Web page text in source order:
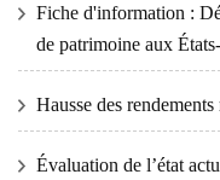
Fiche d'information :
de patrimoine aux
Hausse des
Évaluation de l’état